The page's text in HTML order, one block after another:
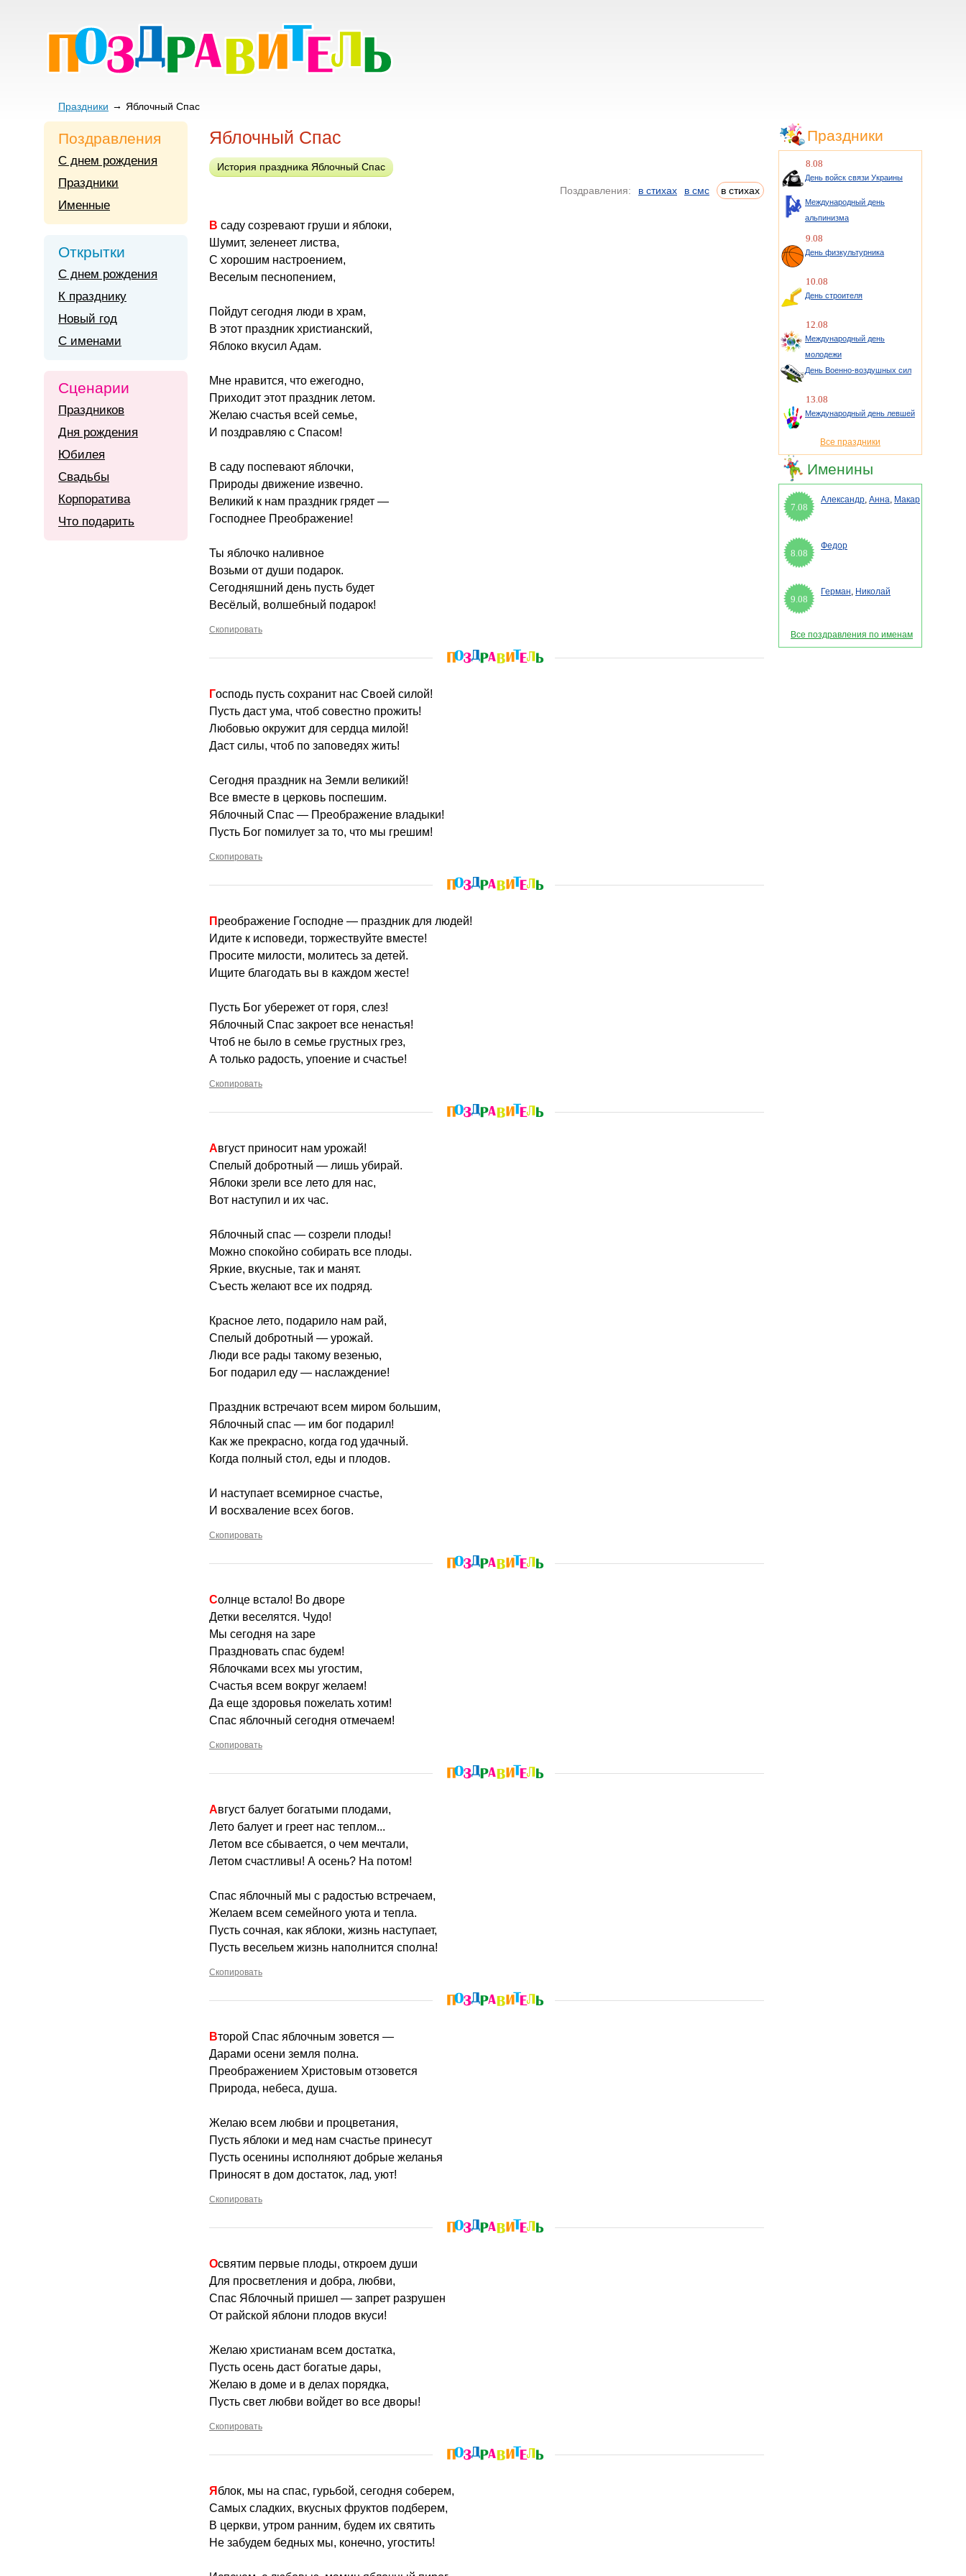
Праздники Яблочный Спас
Яблочный Спас
История праздника Яблочный Спас
Поздравления: в стихах в смс в стихах
В саду созревают груши и яблоки,
Шумит, зеленеет листва,
С хорошим настроением,
Веселым песнопением,
Пойдут сегодня люди в храм,
В этот праздник христианский,
Яблоко вкусил Адам.
Мне нравится, что ежегодно,
Приходит этот праздник летом.
Желаю счастья всей семье,
И поздравляю с Спасом!
В саду поспевают яблочки,
Природы движение извечно.
Великий к нам праздник грядет —
Господнее Преображение!
Ты яблочко наливное
Возьми от души подарок.
Сегодняшний день пусть будет
Весёлый, волшебный подарок!
Скопировать
Господь пусть сохранит нас Своей силой!
Пусть даст ума, чтоб совестно прожить!
Любовью окружит для сердца милой!
Даст силы, чтоб по заповедях жить!
Сегодня праздник на Земли великий!
Все вместе в церковь поспешим.
Яблочный Спас — Преображение владыки!
Пусть Бог помилует за то, что мы грешим!
Скопировать
Преображение Господне — праздник для людей!
Идите к исповеди, торжествуйте вместе!
Просите милости, молитесь за детей.
Ищите благодать вы в каждом жесте!
Пусть Бог убережет от горя, слез!
Яблочный Спас закроет все ненастья!
Чтоб не было в семье грустных грез,
А только радость, упоение и счастье!
Скопировать
Август приносит нам урожай!
Спелый добротный — лишь убирай.
Яблоки зрели все лето для нас,
Вот наступил и их час.
Яблочный спас — созрели плоды!
Можно спокойно собирать все плоды.
Яркие, вкусные, так и манят.
Съесть желают все их подряд.
Красное лето, подарило нам рай,
Спелый добротный — урожай.
Люди все рады такому везенью,
Бог подарил еду — наслаждение!
Праздник встречают всем миром большим,
Яблочный спас — им бог подарил!
Как же прекрасно, когда год удачный.
Когда полный стол, еды и плодов.
И наступает всемирное счастье,
И восхваление всех богов.
Скопировать
Солнце встало! Во дворе
Детки веселятся. Чудо!
Мы сегодня на заре
Праздновать спас будем!
Яблочками всех мы угостим,
Счастья всем вокруг желаем!
Да еще здоровья пожелать хотим!
Спас яблочный сегодня отмечаем!
Скопировать
Август балует богатыми плодами,
Лето балует и греет нас теплом...
Летом все сбывается, о чем мечтали,
Летом счастливы! А осень? На потом!
Спас яблочный мы с радостью встречаем,
Желаем всем семейного уюта и тепла.
Пусть сочная, как яблоки, жизнь наступает,
Пусть весельем жизнь наполнится сполна!
Скопировать
Второй Спас яблочным зовется —
Дарами осени земля полна.
Преображением Христовым отзовется
Природа, небеса, душа.
Желаю всем любви и процветания,
Пусть яблоки и мед нам счастье принесут
Пусть осенины исполняют добрые желанья
Приносят в дом достаток, лад, уют!
Скопировать
Освятим первые плоды, откроем души
Для просветления и добра, любви,
Спас Яблочный пришел — запрет разрушен
От райской яблони плодов вкуси!
Желаю христианам всем достатка,
Пусть осень даст богатые дары,
Желаю в доме и в делах порядка,
Пусть свет любви войдет во все дворы!
Скопировать
Яблок, мы на спас, гурьбой, сегодня соберем,
Самых сладких, вкусных фруктов подберем,
В церкви, утром ранним, будем их святить
Не забудем бедных мы, конечно, угостить!
Поздравления
С днем рождения
Праздники
Именные
Открытки
С днем рождения
К празднику
Новый год
С именами
Сценарии
Праздников
Дня рождения
Юбилея
Свадьбы
Корпоратива
Что подарить
Праздники
8.08
День войск связи Украины
Международный день
альпинизма
9.08
День физкультурника
10.08
День строителя
12.08
Международный день
молодежи
День Военно-воздушных сил
13.08
Международный день левшей
Все праздники
Именины
7.08
Александр, Анна, Макар
8.08
Федор
9.08
Герман, Николай
Все поздравления по именам